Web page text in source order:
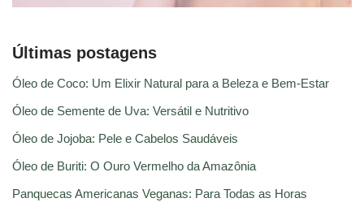
Últimas postagens
Óleo de Coco: Um Elixir Natural para a Beleza e Bem-Estar
Óleo de Semente de Uva: Versátil e Nutritivo
Óleo de Jojoba: Pele e Cabelos Saudáveis
Óleo de Buriti: O Ouro Vermelho da Amazônia
Panquecas Americanas Veganas: Para Todas as Horas